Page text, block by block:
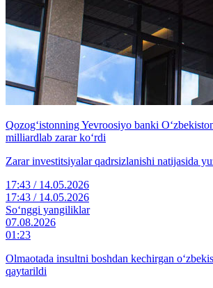
Qozog‘istonning Yevroosiyo banki
milliardlab zarar ko‘rdi
Zarar investitsiyalar qadrsizlanishi natijasida
17:43 / 14.05.2026
17:43 / 14.05.2026
So‘nggi yangiliklar
07.08.2026
01:23
Olmaotada insultni boshdan kechirgan
qaytarildi